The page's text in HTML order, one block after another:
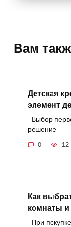
Вам
Детская
элемент
Выбор
решение
0 12
Как
комнаты
При